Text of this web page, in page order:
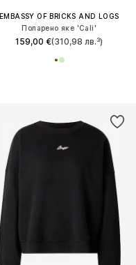
EMBASSY OF BRICKS AND LOGS
Поларено яке 'Cali'
159,00 €(310,98 лв.³)